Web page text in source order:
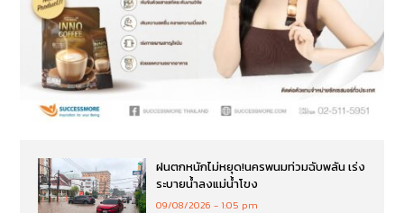
ฝนตกหนักไม่หยุด!นครพนมท่วมฉับพลัน เร่ง
ระบายน้ำลงแม่น้ำโขง
09/08/2026 1:05 pm